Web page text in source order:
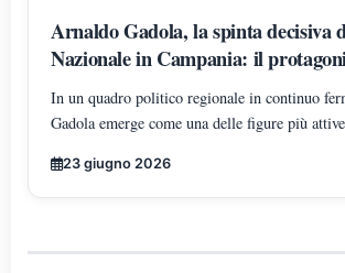
Arnaldo Gadola, la spinta decisiva
Nazionale in Campania: il
ridisegnando gli equilibri territoriali
In un quadro politico regionale in continuo
Gadola emerge come una delle figure più
modello di leadership territoriale determinata,
costante espansione.
23 giugno 2026